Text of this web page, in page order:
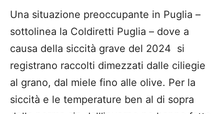
Una situazione preoccupante in Puglia –
sottolinea la Coldiretti Puglia – dove a
causa della siccità grave del 2024 si
registrano raccolti dimezzati dalle ciliegie
al grano, dal miele fino alle olive. Per la
siccità e le temperature ben al di sopra